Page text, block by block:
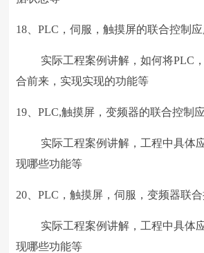
18、PLC，伺服，触摸屏的联合控制应
实际工程案例讲解，如何将PLC，
合前来，实现实现的功能等
19、PLC,触摸屏，变频器的联合控制
实际工程案例讲解，工程中具体
现哪些功能等
20、PLC，触摸屏，伺服，变频器联
实际工程案例讲解，工程中具体
现哪些功能等